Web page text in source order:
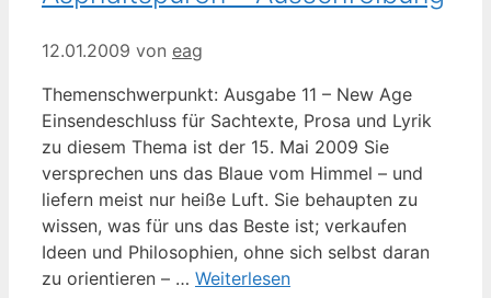
12.01.2009 von eag
Themenschwerpunkt: Ausgabe 11 – New Age
Einsendeschluss für Sachtexte, Prosa und Lyrik
zu diesem Thema ist der 15. Mai 2009 Sie
versprechen uns das Blaue vom Himmel – und
liefern meist nur heiße Luft. Sie behaupten zu
wissen, was für uns das Beste ist; verkaufen
Ideen und Philosophien, ohne sich selbst daran
zu orientieren – … Weiterlesen